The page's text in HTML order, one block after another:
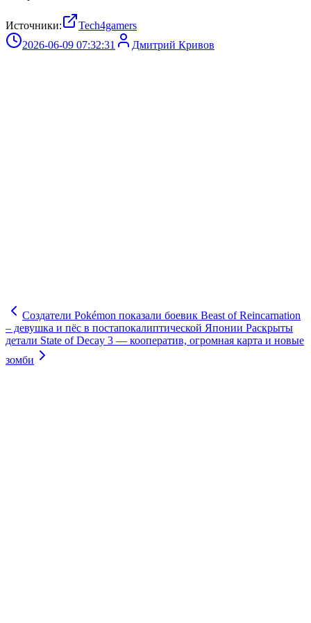
Источники:
Tech4gamers
2026-06-09 07:32:31
Дмитрий Кривов
Создатели Pokémon показали боевик Beast of Reincarnation
– девушка и пёс в постапокалиптической Японии Раскрыты
детали State of Decay 3 — кооператив, огромная карта и новые
зомби